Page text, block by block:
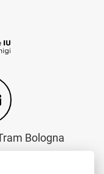
Bologna